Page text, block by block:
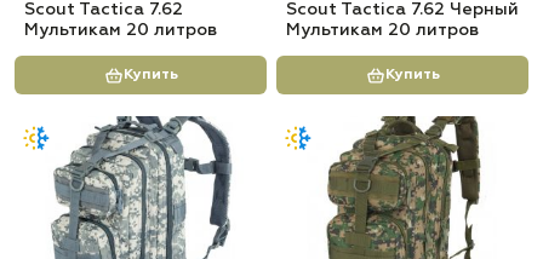
Scout Tactica 7.62
Мультикам 20 литров
Купить
Scout Tactica 7.62 Черный
Мультикам 20 литров
Купить